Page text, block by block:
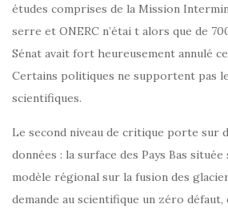
études comprises de la Mission
serre et ONERC n’étai t alors que de
Sénat avait fort heureusement annulé
Certains politiques ne supportent pas
scientifiques.
Le second niveau de critique porte sur
données : la surface des Pays Bas
modèle régional sur la fusion des
demande au scientifique un zéro défaut,